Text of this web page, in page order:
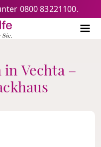
Senioren-Lebenshilfe
0800 83221100.
Vechta –